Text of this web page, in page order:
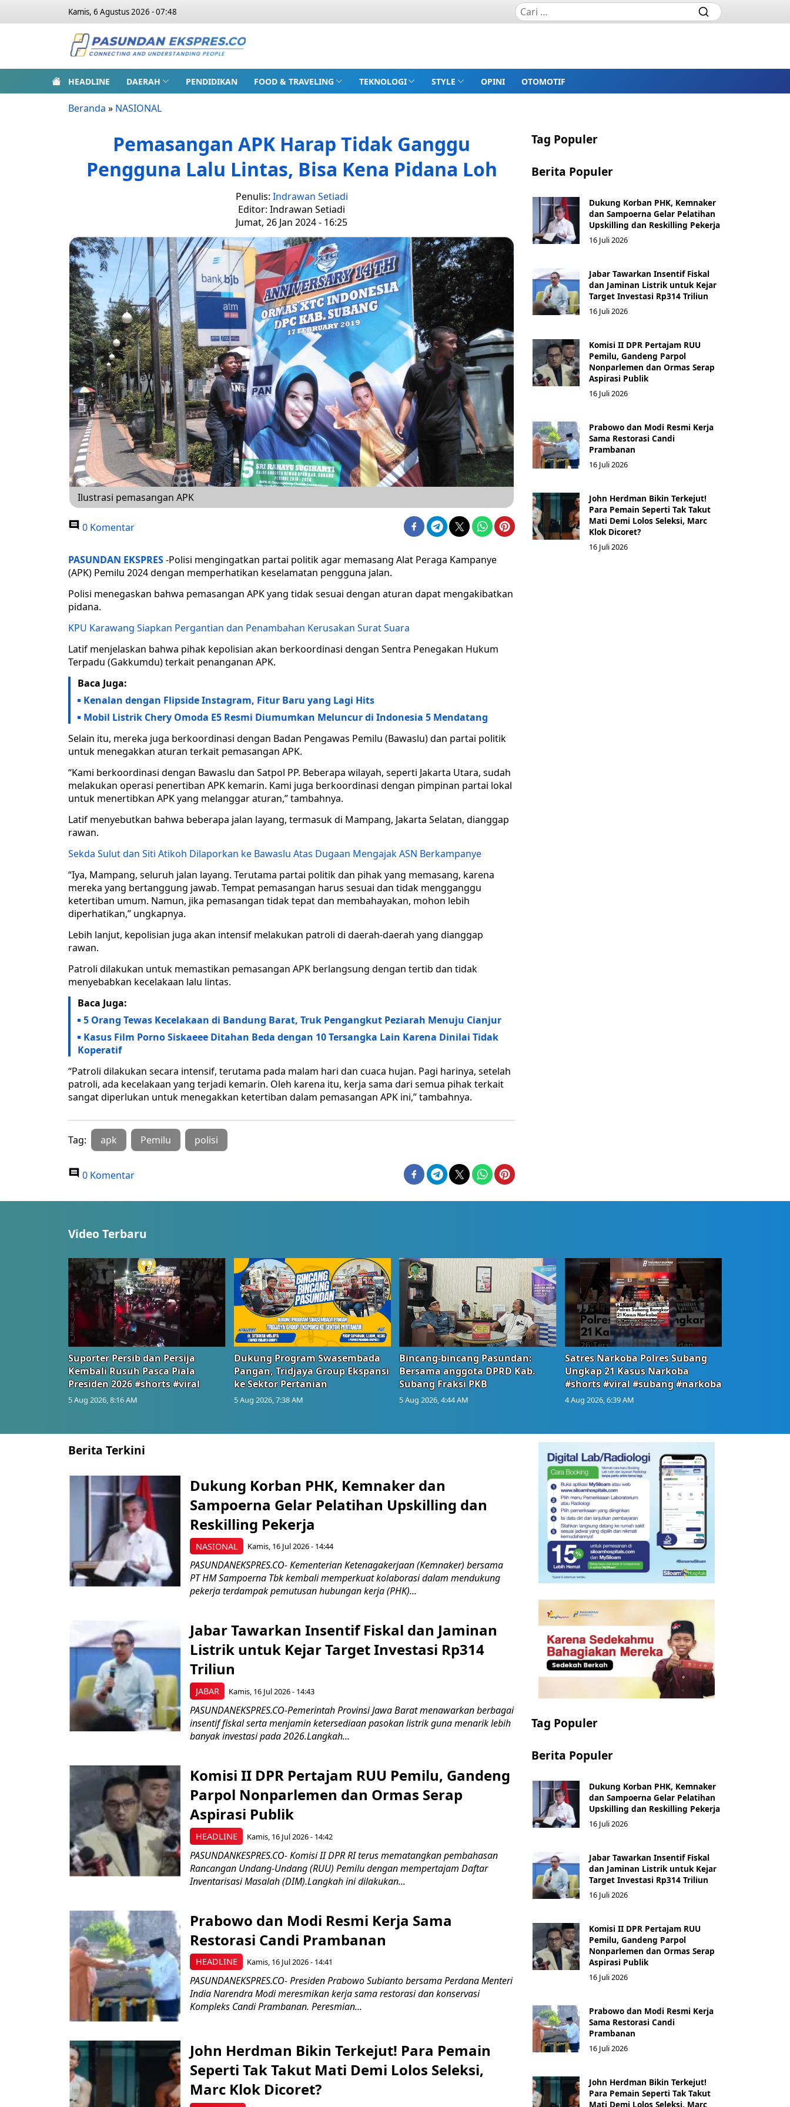
Kamis, 6 Agustus 2026 - 07:48
HEADLINE DAERAH PENDIDIKAN FOOD & TRAVELING TEKNOLOGI STYLE OPINI OTOMOTIF
Beranda » NASIONAL
Pemasangan APK Harap Tidak Ganggu
Pengguna Lalu Lintas, Bisa Kena Pidana Loh
Penulis: Indrawan Setiadi
Editor: Indrawan Setiadi
Jumat, 26 Jan 2024 - 16:25
Ilustrasi pemasangan APK
0 Komentar
PASUNDAN EKSPRES-Polisi mengingatkan partai politik agar memasang Alat Peraga Kampanye
(APK) Pemilu 2024 dengan memperhatikan keselamatan pengguna jalan.
Polisi menegaskan bahwa pemasangan APK yang tidak sesuai dengan aturan dapat mengakibatkan
pidana.
KPU Karawang Siapkan Pergantian dan Penambahan Kerusakan Surat Suara
Latif menjelaskan bahwa pihak kepolisian akan berkoordinasi dengan Sentra Penegakan Hukum
Terpadu (Gakkumdu) terkait penanganan APK.
Baca Juga:
Kenalan dengan Flipside Instagram, Fitur Baru yang Lagi Hits
Mobil Listrik Chery Omoda E5 Resmi Diumumkan Meluncur di Indonesia 5 Mendatang
Selain itu, mereka juga berkoordinasi dengan Badan Pengawas Pemilu (Bawaslu) dan partai politik
untuk menegakkan aturan terkait pemasangan APK.
“Kami berkoordinasi dengan Bawaslu dan Satpol PP. Beberapa wilayah, seperti Jakarta Utara, sudah
melakukan operasi penertiban APK kemarin. Kami juga berkoordinasi dengan pimpinan partai lokal
untuk menertibkan APK yang melanggar aturan,” tambahnya.
Latif menyebutkan bahwa beberapa jalan layang, termasuk di Mampang, Jakarta Selatan, dianggap
rawan.
Sekda Sulut dan Siti Atikoh Dilaporkan ke Bawaslu Atas Dugaan Mengajak ASN Berkampanye
“Iya, Mampang, seluruh jalan layang. Terutama partai politik dan pihak yang memasang, karena
mereka yang bertanggung jawab. Tempat pemasangan harus sesuai dan tidak mengganggu
ketertiban umum. Namun, jika pemasangan tidak tepat dan membahayakan, mohon lebih
diperhatikan,” ungkapnya.
Lebih lanjut, kepolisian juga akan intensif melakukan patroli di daerah-daerah yang dianggap
rawan.
Patroli dilakukan untuk memastikan pemasangan APK berlangsung dengan tertib dan tidak
menyebabkan kecelakaan lalu lintas.
Baca Juga:
5 Orang Tewas Kecelakaan di Bandung Barat, Truk Pengangkut Peziarah Menuju Cianjur
Kasus Film Porno Siskaeee Ditahan Beda dengan 10 Tersangka Lain Karena Dinilai Tidak
Koperatif
“Patroli dilakukan secara intensif, terutama pada malam hari dan cuaca hujan. Pagi harinya, setelah
patroli, ada kecelakaan yang terjadi kemarin. Oleh karena itu, kerja sama dari semua pihak terkait
sangat diperlukan untuk menegakkan ketertiban dalam pemasangan APK ini,” tambahnya.
Tag: apk Pemilu polisi
0 Komentar
Tag Populer
Berita Populer
Dukung Korban PHK, Kemnaker
dan Sampoerna Gelar Pelatihan
Upskilling dan Reskilling Pekerja
16 Juli 2026
Jabar Tawarkan Insentif Fiskal
dan Jaminan Listrik untuk Kejar
Target Investasi Rp314 Triliun
16 Juli 2026
Komisi II DPR Pertajam RUU
Pemilu, Gandeng Parpol
Nonparlemen dan Ormas Serap
Aspirasi Publik
16 Juli 2026
Prabowo dan Modi Resmi Kerja
Sama Restorasi Candi
Prambanan
16 Juli 2026
John Herdman Bikin Terkejut!
Para Pemain Seperti Tak Takut
Mati Demi Lolos Seleksi, Marc
Klok Dicoret?
16 Juli 2026
Video Terbaru
Suporter Persib dan Persija
Kembali Rusuh Pasca Piala
Presiden 2026 #shorts #viral
5 Aug 2026, 8:16 AM
Dukung Program Swasembada
Pangan, Tridjaya Group Ekspansi
ke Sektor Pertanian
5 Aug 2026, 7:38 AM
Bincang-bincang Pasundan:
Bersama anggota DPRD Kab.
Subang Fraksi PKB
5 Aug 2026, 4:44 AM
Satres Narkoba Polres Subang
Ungkap 21 Kasus Narkoba
#shorts #viral #subang #narkoba
4 Aug 2026, 6:39 AM
Berita Terkini
NASIONAL
Dukung Korban PHK, Kemnaker dan
Sampoerna Gelar Pelatihan Upskilling dan
Reskilling Pekerja
Kamis, 16 Jul 2026 - 14:44
PASUNDANEKSPRES.CO- Kementerian Ketenagakerjaan (Kemnaker) bersama
PT HM Sampoerna Tbk kembali memperkuat kolaborasi dalam mendukung
pekerja terdampak pemutusan hubungan kerja (PHK)...
JABAR
Jabar Tawarkan Insentif Fiskal dan Jaminan
Listrik untuk Kejar Target Investasi Rp314
Triliun
Kamis, 16 Jul 2026 - 14:43
PASUNDANEKSPRES.CO-Pemerintah Provinsi Jawa Barat menawarkan berbagai
insentif fiskal serta menjamin ketersediaan pasokan listrik guna menarik lebih
banyak investasi pada 2026.Langkah...
HEADLINE
Komisi II DPR Pertajam RUU Pemilu, Gandeng
Parpol Nonparlemen dan Ormas Serap
Aspirasi Publik
Kamis, 16 Jul 2026 - 14:42
PASUNDANKESPRES.CO- Komisi II DPR RI terus mematangkan pembahasan
Rancangan Undang-Undang (RUU) Pemilu dengan mempertajam Daftar
Inventarisasi Masalah (DIM).Langkah ini dilakukan...
HEADLINE
Prabowo dan Modi Resmi Kerja Sama
Restorasi Candi Prambanan
Kamis, 16 Jul 2026 - 14:41
PASUNDANEKSPRES.CO- Presiden Prabowo Subianto bersama Perdana Menteri
India Narendra Modi meresmikan kerja sama restorasi dan konservasi
Kompleks Candi Prambanan. Peresmian...
John Herdman Bikin Terkejut! Para Pemain
Seperti Tak Takut Mati Demi Lolos Seleksi,
Marc Klok Dicoret?
Tag Populer
Berita Populer
Dukung Korban PHK, Kemnaker
dan Sampoerna Gelar Pelatihan
Upskilling dan Reskilling Pekerja
16 Juli 2026
Jabar Tawarkan Insentif Fiskal
dan Jaminan Listrik untuk Kejar
Target Investasi Rp314 Triliun
16 Juli 2026
Komisi II DPR Pertajam RUU
Pemilu, Gandeng Parpol
Nonparlemen dan Ormas Serap
Aspirasi Publik
16 Juli 2026
Prabowo dan Modi Resmi Kerja
Sama Restorasi Candi
Prambanan
16 Juli 2026
John Herdman Bikin Terkejut!
Para Pemain Seperti Tak Takut
Mati Demi Lolos Seleksi, Marc